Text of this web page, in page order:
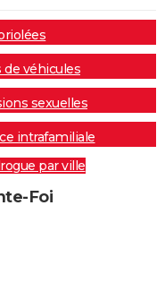
de véhicules
sexuelles
intrafamiliale
par ville
Foi